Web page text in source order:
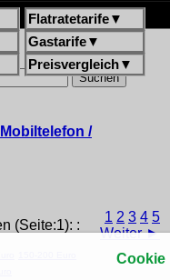
Flatratetarife▼
Gastarife▼
Preisvergleich▼
/
(Seite:1): :
1 2 3 4 5
Weiter ►
Cookie